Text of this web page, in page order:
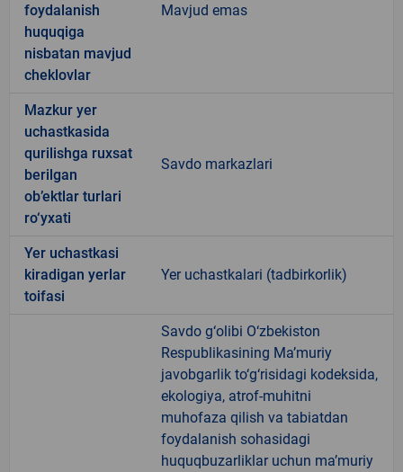
foydalanish
huquqiga
nisbatan mavjud
cheklovlar
Mavjud emas
Mazkur yer
uchastkasida
qurilishga ruxsat
berilgan
ob’ektlar turlari
ro‘yxati
Savdo markazlari
Yer uchastkasi
kiradigan yerlar
toifasi
Yer uchastkalari (tadbirkorlik)
Savdo g‘olibi O‘zbekiston
Respublikasining Ma’muriy
javobgarlik to‘g‘risidagi kodeksida,
ekologiya, atrof-muhitni
muhofaza qilish va tabiatdan
foydalanish sohasidagi
huquqbuzarliklar uchun ma’muriy